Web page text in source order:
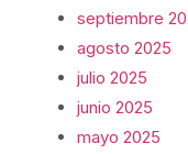
septiembre
agosto 2025
julio 2025
junio 2025
mayo 2025